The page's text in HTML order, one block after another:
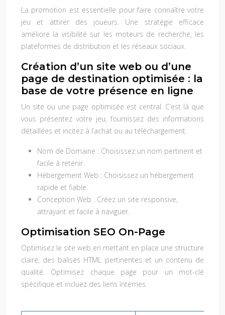
La promotion est essentielle pour faire connaître votre
jeu et attirer des joueurs. Une stratégie efficace
améliore la visibilité sur les moteurs de recherche, les
plateformes de distribution et les réseaux sociaux.
Création d’un site web ou d’une
page de destination optimisée : la
base de votre présence en ligne
Un site ou une page optimisée est central. C’est là que
vous présentez votre jeu, fournissez des informations
détaillées et incitez à l’achat ou au téléchargement.
Nom de Domaine : Choisissez un nom pertinent et
facile à retenir.
Hébergement Web : Choisissez un hébergement
rapide et fiable.
Conception Web : Créez un site responsive,
attrayant et facile à naviguer.
Optimisation SEO On-Page
Optimisez le site web en mettant en place une structure
claire, des balises HTML pertinentes et un contenu de
qualité. Optimisez chaque page pour un mot-clé
spécifique et incluez des liens internes.